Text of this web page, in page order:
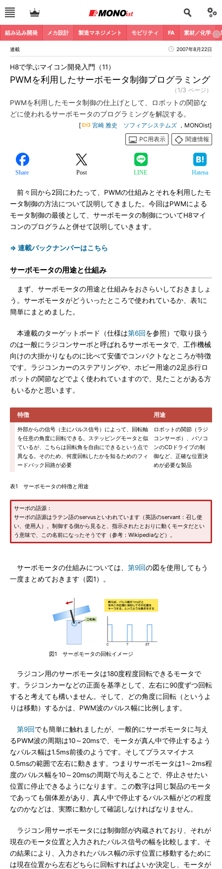
組み込み開発 メカ設計 製造マネジメント モビリティ FA 素材／化学
連載 2007年8月22日
PWMを利用したサーボモータ制御プログラミング
H8で学ぶマイコン開発入門（11）
（1/3 ページ）
PWMを利用したモータ制御の仕上げとして、ロボットの関節な
どに使われるサーボモータのプログラミングを解説する。
[ 宮崎 雅史 ソフィアシステムズ ，MONOist]
PC用表示
関連情報
Share Post LINE Hatena
前々回から2回にわたって、PWMの仕組みとそれを利用したモ
ータ制御の方法について説明してきました。今回はPWMによる
モータ制御の最後として、サーボモータの制御についてH8マイ
コンのプログラムと併せて説明していきます。
⇒ 連載バックナンバーはこちら
サーボモータの用途と仕組み
まず、サーボモータの用途と仕組みをおさらいしておきましょ
う。サーボモータがどういったところで使われているか、表1に
簡単にまとめました。
本連載のターゲットボード（仕様は第6回を参照）で取り扱う
のは一般にラジコンサーボと呼ばれるサーボモータで、工作機械
向けの大掛かりなものに比べて安価でコンパクトなところが特徴
です。ラジコンカーのステアリングや、ホビー用途の2足歩行ロ
ボットの関節などでよく使われていますので、見たことがある方
もいるかと思います。
特徴 用途
外部からの信号（主にパルス信号）によって、回転軸
を任意の角度に回転できる。ステッピングモータと似
ているが、こちらは回転角を自由にできるという点で
異なる。そのため、何度回転したかを知るためのフィ
ードバック回路が必要
ロボットの関節（ラジ
コンサーボ）、パソコ
ンのCDドライブの制
御など、正確な位置決
めが必要な製品
表1 サーボモータの特徴と用途
サーボの語源：
サーボの語源はラテン語のservusといわれています（英語のservant：召し使
い、使用人）。制御する側から見ると、指示されたとおりに動くモータだとい
う意味で、この名前になったそうです（参考：Wikipediaなど）。
サーボモータの仕組みについては、 第9回の図を使用してもう
一度まとめておきます（図1）。
図1 サーボモータの回転イメージ
ラジコン用のサーボモータは180度程度回転できるモータで
す。ラジコンカーなどの正面を基準として、左右に90度ずつ回転
すると考えても構いません。そして、どの角度に回転（というよ
りは移動）するかは、PWM波のパルス幅に比例します。
第9回でも簡単に触れましたが、一般的にサーボモータに与え
るPWM波の周期は10～20msで、モータが真ん中で停止するよう
なパルス幅は1.5ms前後のようです。そしてプラスマイナス
0.5msの範囲で左右に動きます。つまりサーボモータは1～2ms程
度のパルス幅を10～20msの周期で与えることで、停止させたい
位置に停止できるようになります。この数字は同じ製品のモータ
であっても個体差があり、真ん中で停止するパルス幅がどの程度
なのかなどは、実際に動かして確認しなければなりません。
ラジコン用サーボモータには制御部が内蔵されており、それが
現在のモータ位置と入力されたパルス信号の幅を比較します。そ
の結果により、入力されたパルス幅の示す位置に移動するために
は現在位置から左右どちらに回転すればよいか決定し、モータが